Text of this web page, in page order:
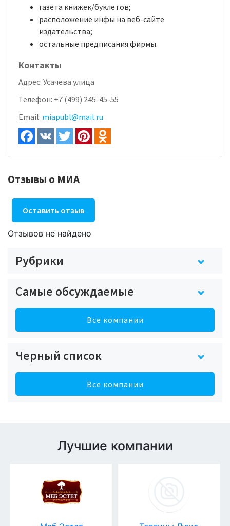
газета книжек/буклетов;
расположение инфы на веб-сайте
издательства;
остальные предписания фирмы.
Контакты
Адрес: Усачева улица
Телефон: +7 (499) 245-45-55
Email: miapubl@mail.ru
Отзывы о МИА
Оставить отзыв
Отзывов не найдено
Рубрики
Самые обсуждаемые
Все компании
Черный список
Все компании
Лучшие компании